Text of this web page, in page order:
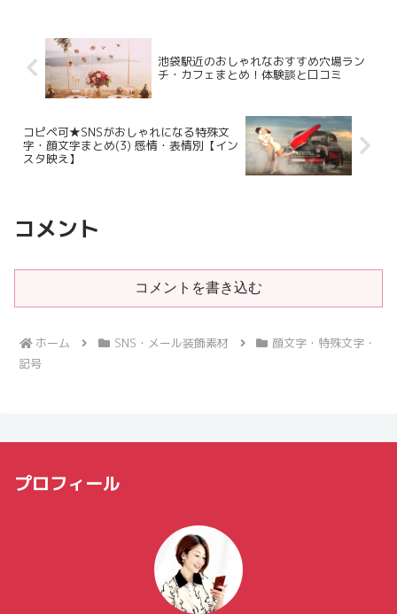
池袋駅近のおしゃれなおすすめ穴場ラン
チ・カフェまとめ！体験談と口コミ
コピペ可★SNSがおしゃれになる特殊文
字・顔文字まとめ(3) 感情・表情別【イン
スタ映え】
コメント
コメントを書き込む
ホーム SNS・メール装飾素材
顔文字・特殊文字・
記号
プロフィール